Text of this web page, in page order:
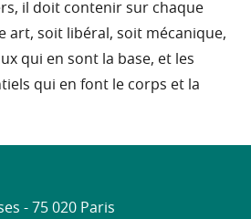
il doit contenir sur chaque
art, soit libéral, soit mécanique,
qui en sont la base, et les
qui en font le corps et la
- 75 020 Paris